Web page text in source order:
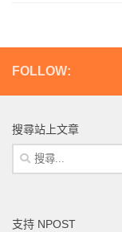
FOLLOW:
搜尋站上文章
搜
尋
支持 NPOST